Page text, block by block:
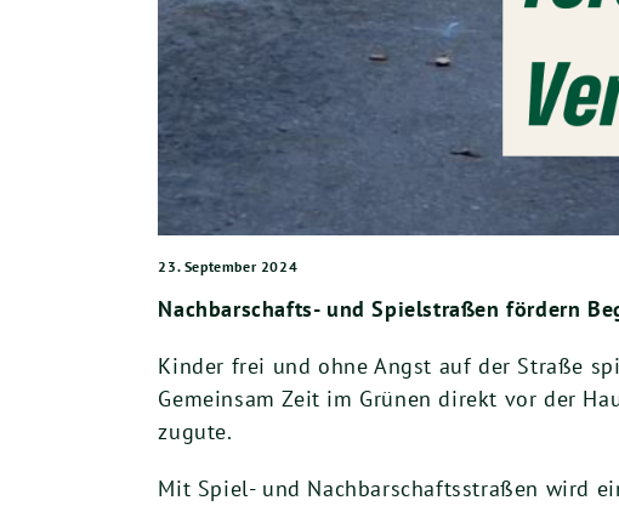
23. September 2024
Nachbarschafts- und Spielstraßen fördern
Kinder frei und ohne Angst auf der Straße
Gemeinsam Zeit im Grünen direkt vor der
zugute.
Mit Spiel- und Nachbarschaftsstraßen wird